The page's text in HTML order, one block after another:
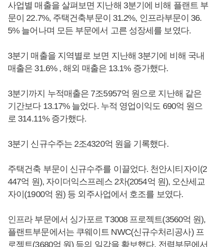
사업별 매출을 살펴보면 지난해 3분기에 비해 플랜트 부
문이 22.7%, 주택건축부문이 31.2%, 인프라부문이 36.
5% 늘어나며 모든 부문에서 고른 성장세를 보였다.
3분기 매출을 지역별로 보면 지난해 3분기에 비해 국내
매출은 31.6% , 해외 매출은 13.1% 증가했다.
3분기까지 누적매출은 7조5957억 원으로 지난해 같은
기간보다 13.17% 늘었다. 누적 영업이익도 690억 원으
로 314.11% 증가했다.
3분기 신규수주는 2조4320억 원을 기록했다.
주택건축 부문이 신규수주를 이끌었다. 천안시티자이(2
447억 원), 자이더익스프레스 2차(2054억 원), 오산세교
자이(1900억 원) 등 외주사업에서 호조를 보였다.
인프라 부문에서 싱가포르 T3008 프로젝트(3560억 원),
플랜트부문에서는 쿠웨이트 NWC(신규수처리공사) 프
로젝트(3680억 원) 등의 일감을 확보했다. 전력부문에서